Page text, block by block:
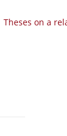
Theses on a